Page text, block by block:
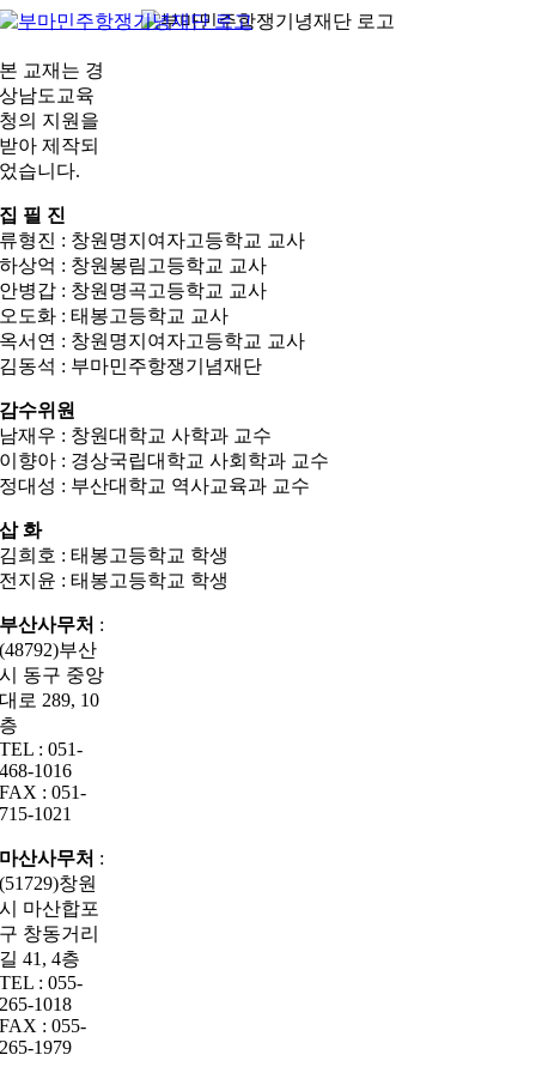
콘
츠
로
건
너
뛰
본 교재는 경
상남도교육
청의 지원을
받아 제작되
었습니다.
집 필 진
류형진 : 창원명지여자고등학교 교사
하상억 : 창원봉림고등학교 교사
안병갑 : 창원명곡고등학교 교사
오도화 : 태봉고등학교 교사
옥서연 : 창원명지여자고등학교 교사
김동석 : 부마민주항쟁기념재단
감수위원
남재우 : 창원대학교 사학과 교수
이향아 : 경상국립대학교 사회학과 교수
정대성 : 부산대학교 역사교육과 교수
삽 화
김희호 : 태봉고등학교 학생
전지윤 : 태봉고등학교 학생
부산사무처 :
(48792)부산
시 동구 중앙
대로 289, 10
층
TEL : 051-
468-1016
FAX : 051-
715-1021
마산사무처 :
(51729)창원
시 마산합포
구 창동거리
길 41, 4층
TEL : 055-
265-1018
FAX : 055-
265-1979